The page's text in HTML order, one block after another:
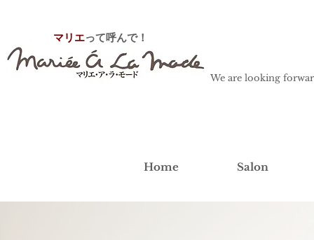
マリエって呼んで！
We are looking
Home Salon